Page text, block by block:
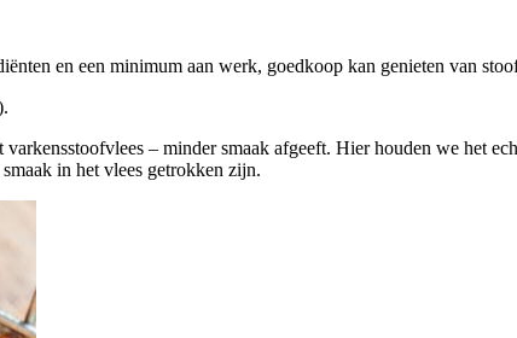
en een minimum aan werk, goedkoop kan genieten van
– minder smaak afgeeft. Hier houden we het
in het vlees getrokken zijn.